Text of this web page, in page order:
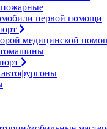
первой помощи
медицинской